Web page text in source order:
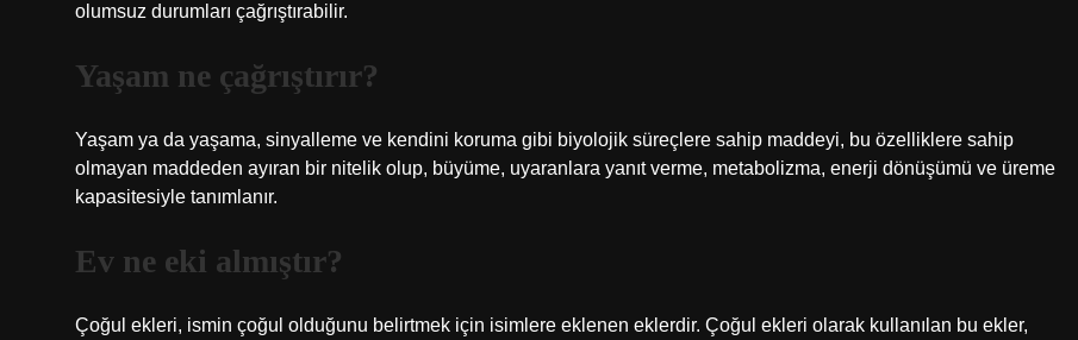
olumsuz durumları çağrıştırabilir.
Yaşam ne çağrıştırır?
Yaşam ya da yaşama, sinyalleme ve kendini koruma gibi biyolojik süreçlere sahip maddeyi, bu özelliklere sahip
olmayan maddeden ayıran bir nitelik olup, büyüme, uyaranlara yanıt verme, metabolizma, enerji dönüşümü ve üreme
kapasitesiyle tanımlanır.
Ev ne eki almıştır?
Çoğul ekleri, ismin çoğul olduğunu belirtmek için isimlere eklenen eklerdir. Çoğul ekleri olarak kullanılan bu ekler,